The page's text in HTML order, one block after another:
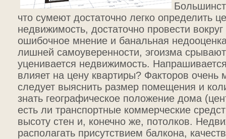
что сумеют достаточно легко определить
недвижимость, достаточно провести
ошибочное мнение и банальная
лишней самоуверенности, эгоизма
уценивается недвижимость.
влияет на цену квартиры? Факторов очень
следует выяснить размер помещения и
знать географическое положение дома
есть ли транспортные коммерческие
высоту стен и, конечно же, потолков.
располагать присутствием балкона,